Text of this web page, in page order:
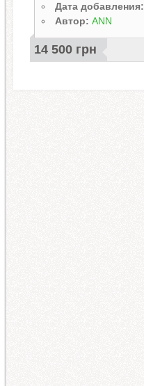
Дата добавления:
Автор: ANN
14 500 грн